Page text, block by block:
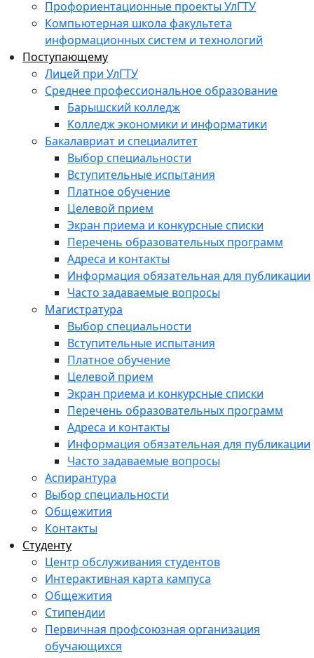
Профориентационные проекты УлГТУ
Компьютерная школа факультета
информационных систем и технологий
Поступающему
Лицей при УлГТУ
Среднее профессиональное образование
Барышский колледж
Колледж экономики и информатики
Бакалавриат и специалитет
Выбор специальности
Вступительные испытания
Платное обучение
Целевой прием
Экран приема и конкурсные списки
Перечень образовательных программ
Адреса и контакты
Информация обязательная для публикации
Часто задаваемые вопросы
Магистратура
Выбор специальности
Вступительные испытания
Платное обучение
Целевой прием
Экран приема и конкурсные списки
Перечень образовательных программ
Адреса и контакты
Информация обязательная для публикации
Часто задаваемые вопросы
Аспирантура
Выбор специальности
Общежития
Контакты
Студенту
Центр обслуживания студентов
Интерактивная карта кампуса
Общежития
Стипендии
Первичная профсоюзная организация
обучающихся